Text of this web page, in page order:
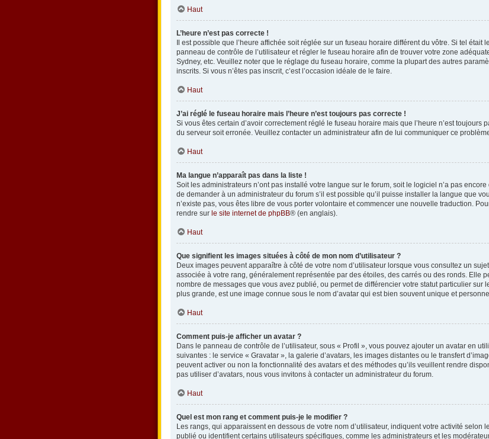
Haut
L’heure n’est pas correcte !
Il est possible que l’heure affichée soit réglée sur un fuseau horaire différent du vôtre. Si tel était
panneau de contrôle de l’utilisateur et régler le fuseau horaire afin de trouver votre zone
Sydney, etc. Veuillez noter que le réglage du fuseau horaire, comme la plupart des autres
inscrits. Si vous n’êtes pas inscrit, c’est l’occasion idéale de le faire.
Haut
J’ai réglé le fuseau horaire mais l’heure n’est toujours pas correcte !
Si vous êtes certain d’avoir correctement réglé le fuseau horaire mais que l’heure n’est toujours
du serveur soit erronée. Veuillez contacter un administrateur afin de lui communiquer ce
Haut
Ma langue n’apparaît pas dans la liste !
Soit les administrateurs n’ont pas installé votre langue sur le forum, soit le logiciel n’a pas
de demander à un administrateur du forum s’il est possible qu’il puisse installer la langue que
n’existe pas, vous êtes libre de vous porter volontaire et commencer une nouvelle traduction.
rendre sur le site internet de phpBB® (en anglais).
Haut
Que signifient les images situées à côté de mon nom d’utilisateur ?
Deux images peuvent apparaître à côté de votre nom d’utilisateur lorsque vous consultez un
associée à votre rang, généralement représentée par des étoiles, des carrés ou des ronds. Elle
nombre de messages que vous avez publié, ou permet de différencier votre statut particulier sur
plus grande, est une image connue sous le nom d’avatar qui est bien souvent unique et
Haut
Comment puis-je afficher un avatar ?
Dans le panneau de contrôle de l’utilisateur, sous « Profil », vous pouvez ajouter un avatar en
suivantes : le service « Gravatar », la galerie d’avatars, les images distantes ou le transfert
peuvent activer ou non la fonctionnalité des avatars et des méthodes qu’ils veuillent rendre
pas utiliser d’avatars, nous vous invitons à contacter un administrateur du forum.
Haut
Quel est mon rang et comment puis-je le modifier ?
Les rangs, qui apparaissent en dessous de votre nom d’utilisateur, indiquent votre activité selon
publié ou identifient certains utilisateurs spécifiques, comme les administrateurs et les